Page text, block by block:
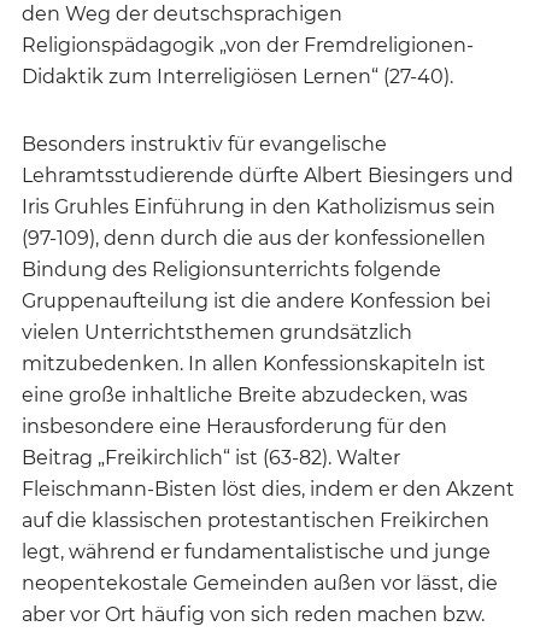
den Weg der deutschsprachigen
Religionspädagogik „von der Fremdreligionen-
Didaktik zum Interreligiösen Lernen“ (27-40).
Besonders instruktiv für evangelische
Lehramtsstudierende dürfte Albert Biesingers und
Iris Gruhles Einführung in den Katholizismus sein
(97-109), denn durch die aus der konfessionellen
Bindung des Religionsunterrichts folgende
Gruppenaufteilung ist die andere Konfession bei
vielen Unterrichtsthemen grundsätzlich
mitzubedenken. In allen Konfessionskapiteln ist
eine große inhaltliche Breite abzudecken, was
insbesondere eine Herausforderung für den
Beitrag „Freikirchlich“ ist (63-82). Walter
Fleischmann-Bisten löst dies, indem er den Akzent
auf die klassischen protestantischen Freikirchen
legt, während er fundamentalistische und junge
neopentekostale Gemeinden außen vor lässt, die
aber vor Ort häufig von sich reden machen bzw.